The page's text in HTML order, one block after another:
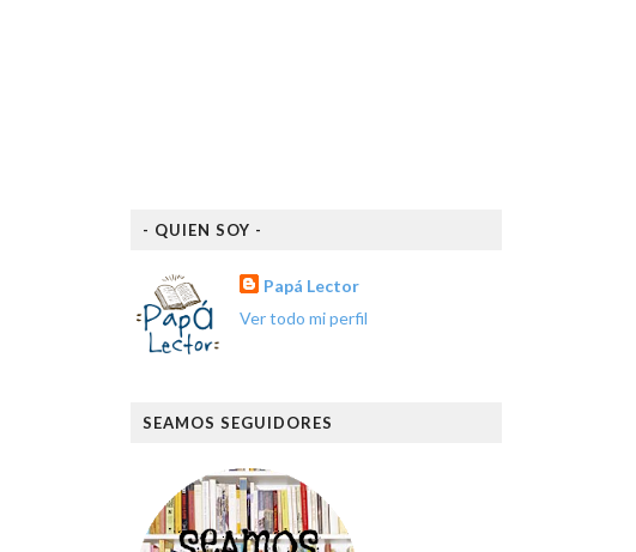
- QUIEN SOY -
Papá Lector
Ver todo mi perfil
SEAMOS SEGUIDORES